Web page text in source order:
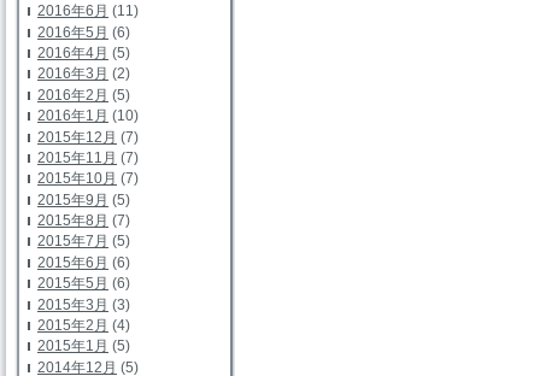
2016年6月 (11)
2016年5月 (6)
2016年4月 (5)
2016年3月 (2)
2016年2月 (5)
2016年1月 (10)
2015年12月 (7)
2015年11月 (7)
2015年10月 (7)
2015年9月 (5)
2015年8月 (7)
2015年7月 (5)
2015年6月 (6)
2015年5月 (6)
2015年3月 (3)
2015年2月 (4)
2015年1月 (5)
2014年12月 (5)